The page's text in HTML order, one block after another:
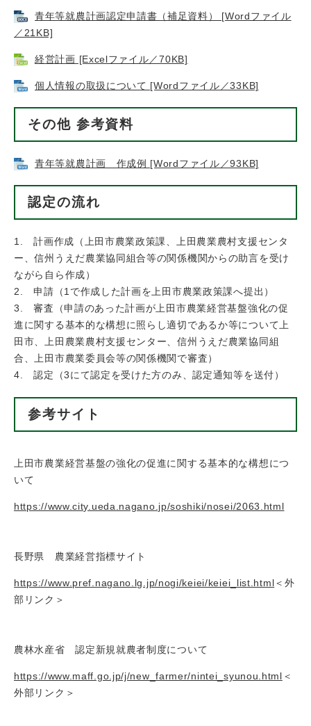
青年等就農計画認定申請書（補足資料） [Wordファイル
／21KB]
経営計画 [Excelファイル／70KB]
個人情報の取扱について [Wordファイル／33KB]
その他 参考資料
青年等就農計画 作成例 [Wordファイル／93KB]
認定の流れ
1. 計画作成（上田市農業政策課、上田農業農村支援センタ
ー、信州うえだ農業協同組合等の関係機関からの助言を受け
ながら自ら作成）
2. 申請（1で作成した計画を上田市農業政策課へ提出）
3. 審査（申請のあった計画が上田市農業経営基盤強化の促
進に関する基本的な構想に照らし適切であるか等について上
田市、上田農業農村支援センター、信州うえだ農業協同組
合、上田市農業委員会等の関係機関で審査）
4. 認定（3にて認定を受けた方のみ、認定通知等を送付）
参考サイト
上田市農業経営基盤の強化の促進に関する基本的な構想につ
いて
https://www.city.ueda.nagano.jp/soshiki/nosei/2063.html
長野県 農業経営指標サイト
https://www.pref.nagano.lg.jp/nogi/keiei/keiei_list.html＜外
部リンク＞
農林水産省 認定新規就農者制度について
https://www.maff.go.jp/j/new_farmer/nintei_syunou.html ＜
外部リンク＞